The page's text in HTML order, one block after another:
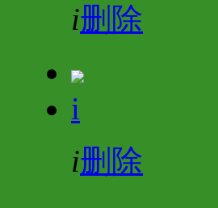
i删除
i
i删除